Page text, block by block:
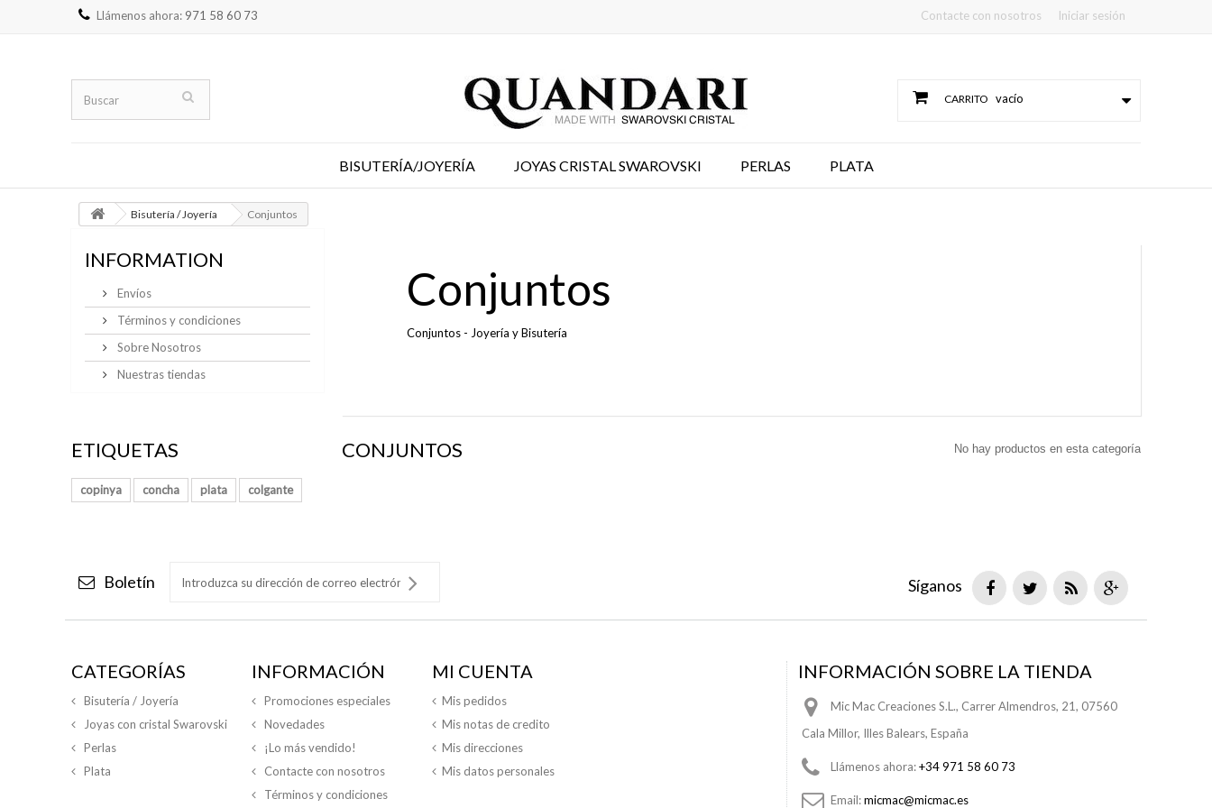
Iniciar sesión
Contacte con nosotros
Llámenos ahora: 971 58 60 73
CARRITO vacío
BISUTERÍA/JOYERÍA JOYAS CRISTAL SWAROVSKI PERLAS PLATA
Bisutería / Joyería Conjuntos
INFORMATION
Envíos
Términos y condiciones
Sobre Nosotros
Nuestras tiendas
ETIQUETAS
copinya concha plata colgante
Conjuntos
Conjuntos - Joyería y Bisutería
CONJUNTOS No hay productos en esta categoría
Boletín Síganos
CATEGORÍAS
Bisutería / Joyería
Joyas con cristal Swarovski
Perlas
Plata
INFORMACIÓN
Promociones especiales
Novedades
¡Lo más vendido!
Contacte con nosotros
Términos y condiciones
MI CUENTA
Mis pedidos
Mis notas de credito
Mis direcciones
Mis datos personales
INFORMACIÓN SOBRE LA TIENDA
Mic Mac Creaciones S.L., Carrer Almendros, 21, 07560
Cala Millor, Illes Balears, España
Llámenos ahora:+34 971 58 60 73
Email:micmac@micmac.es